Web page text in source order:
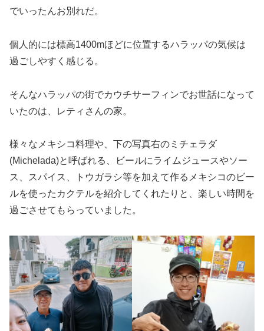
でいったんお別れだ。
個人的には標高1400mほどに位置するハラッパの気候は
過ごしやすく感じる。
そんなハラッパの街でカウチサーフィンでお世話になって
いたのは、レティさんの家。
様々なメキシコ料理や、下の写真右のミチェラダ
(Michelada)と呼ばれる、ビールにライムジュースやソー
ス、スパイス、トウガラシ等を加えて作るメキシコのビー
ルを使ったカクテルを紹介してくれたりと、楽しい時間を
過ごさせてもらっていました。